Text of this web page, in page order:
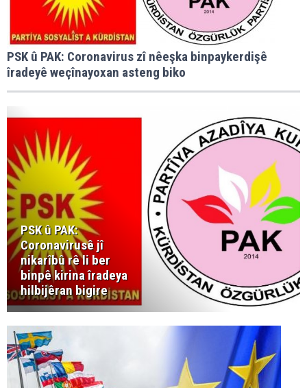
PSK û PAK: Coronavirus zî nêeşka binpaykerdişê
îradeyê weçînayoxan asteng biko
PSK û PAK:
Coronavirusê jî
nikarîbû rê li ber
binpê kirina îradeya
hilbijêran bigire